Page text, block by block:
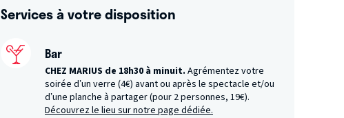
Services à votre disposition
Bar
CHEZ MARIUS de 18h30 à minuit. Agrémentez votre
soirée d’un verre (4€) avant ou après le spectacle et/ou
d’une planche à partager (pour 2 personnes, 19€).
Découvrez le lieu sur notre page dédiée.